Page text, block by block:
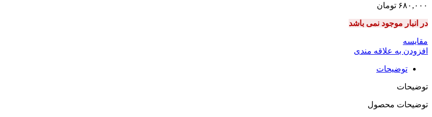
۶۸۰,۰۰۰ تومان
در انبار موجود نمی باشد
مقایسه
افزودن به علاقه مندی
توضیحات
توضیحات
توضیحات محصول